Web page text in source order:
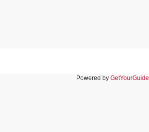
Powered by GetYourGuide